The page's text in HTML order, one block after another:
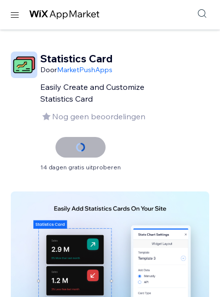
Statistics Card
DoorMarketPushApps
Easily Create and Customize
Statistics Card
Nog geen beoordelingen
14 dagen gratis uitproberen